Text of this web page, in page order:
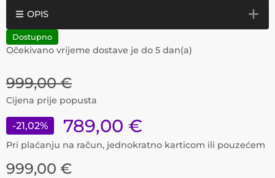
OPIS
Dostupno
Očekivano vrijeme dostave je do 5 dan(a)
999,00 €
Cijena prije popusta
-21,02% 789,00 €
Pri plaćanju na račun, jednokratno karticom ili pouzećem
999,00 €